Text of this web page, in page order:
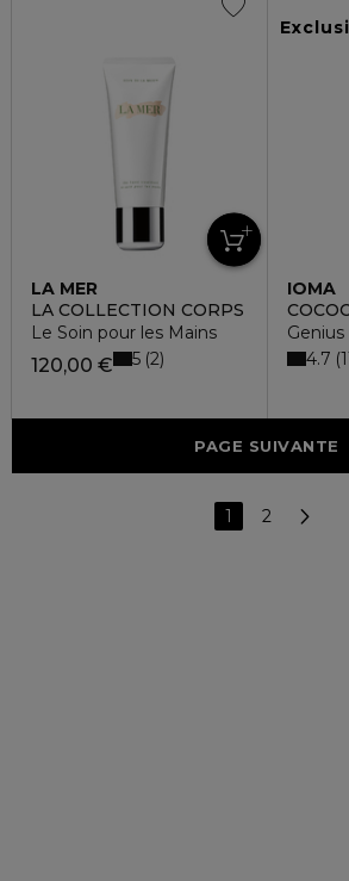
LA MER
LA COLLECTION CORPS
Le Soin pour les Mains
120,00 € 5 2
IOMA
4.7
PAGE SUIVANTE
1 2